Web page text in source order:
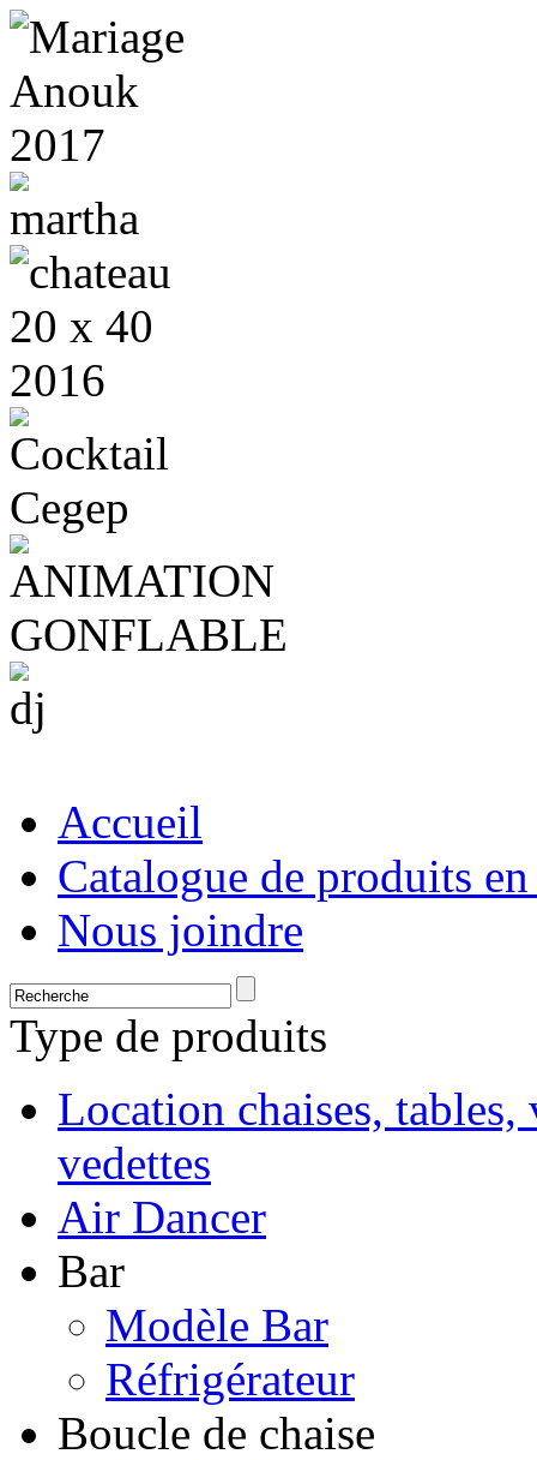
Accueil
Catalogue de produits
Nous joindre
Type de produits
Location chaises,
vedettes
Air Dancer
Bar
Modèle Bar
Réfrigérateur
Boucle de chaise